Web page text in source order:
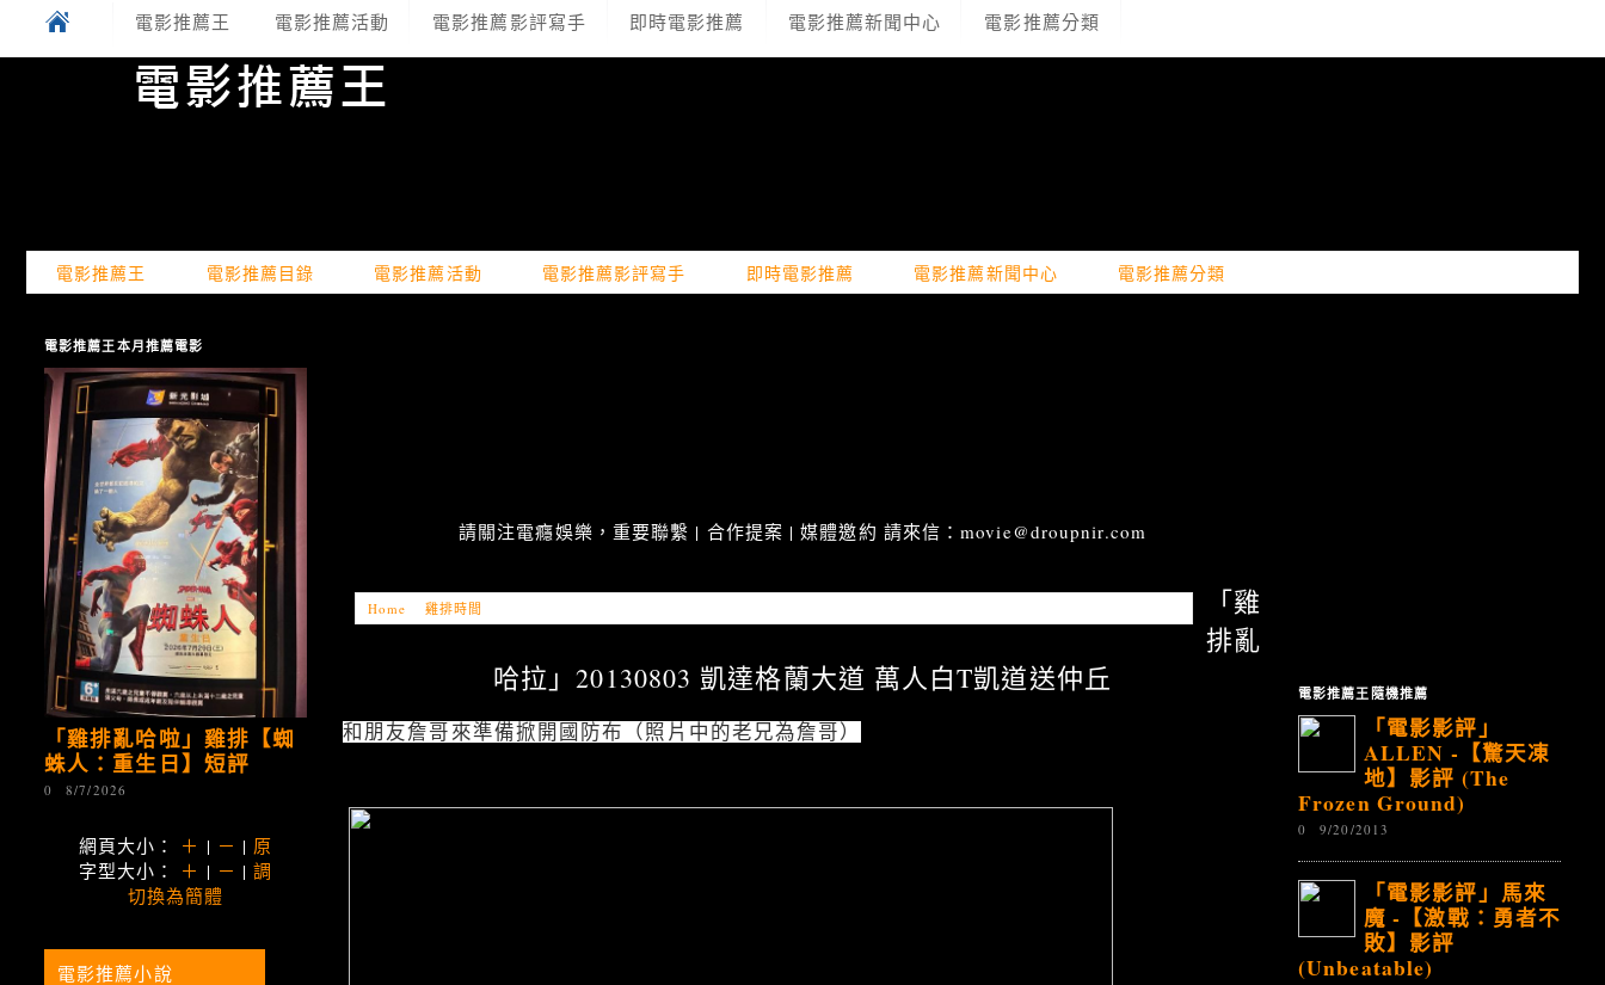
電影推薦王 電影推薦活動 電影推薦影評寫手 即時電影推薦 電影推薦新聞中心 電影推薦分類
電影推薦王 電影推薦目錄 電影推薦活動 電影推薦影評寫手 即時電影推薦 電影推薦新聞中心 電影推薦分類
請關注電癮娛樂，重要聯繫 | 合作提案 | 媒體邀約 請來信：movie@droupnir.com
Home 雞排時間
「雞
排亂
哈拉」20130803 凱達格蘭大道 萬人白T凱道送仲丘
和朋友詹哥來準備掀開國防布（照片中的老兄為詹哥）
電影推薦王本月推薦電影
「雞排亂哈啦」雞排【蜘
蛛人：重生日】短評
0 8/7/2026
網頁大小： ＋ | － | 原
字型大小： ＋ | － |調
切換為簡體
電影推薦小說
電影推薦王隨機推薦
「電影影評」
ALLEN -【驚天凍
地】影評 (The
Frozen Ground)
0 9/20/2013
「電影影評」馬來
魔 -【激戰：勇者不
敗】影評
(Unbeatable)